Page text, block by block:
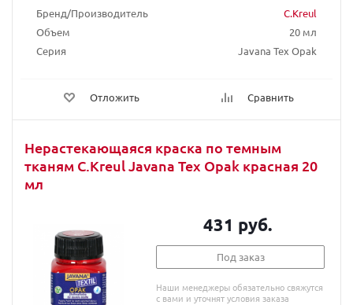
Бренд/Производитель
C.Kreul
Объем
20 мл
Серия
Javana Tex Opak
Отложить Сравнить
Нерастекающаяся краска по темным
тканям C.Kreul Javana Tex Opak красная 20
мл
431 руб.
Под заказ
Наши менеджеры обязательно свяжутся
с вами и уточнят условия заказа